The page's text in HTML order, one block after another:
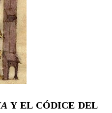
Y EL CÓDICE DEL